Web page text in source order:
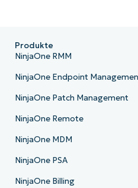
Produkte
NinjaOne RMM
NinjaOne Endpoint
NinjaOne Patch Management
NinjaOne Remote
NinjaOne MDM
NinjaOne PSA
NinjaOne Billing